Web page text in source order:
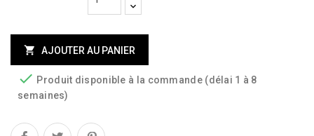
 AJOUTER AU PANIER
 Produit disponible à la commande (délai 1 à 8
semaines)